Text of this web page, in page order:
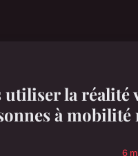
utiliser la réalité
à mobilité
6